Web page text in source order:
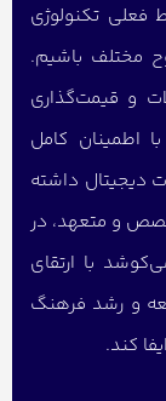
فعلی تکنولوژی
مختلف باشیم.
و قیمت‌گذاری
اطمینان کامل
دیجیتال داشته
و متعهد، در
با ارتقای
و رشد فرهنگ
کند.